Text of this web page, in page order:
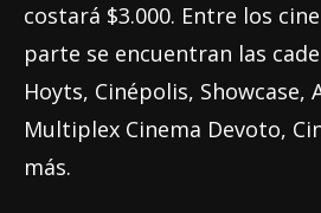
costará $3.000. Entre los
parte se encuentran las
Hoyts, Cinépolis, Showcase,
Multiplex Cinema Devoto,
más.